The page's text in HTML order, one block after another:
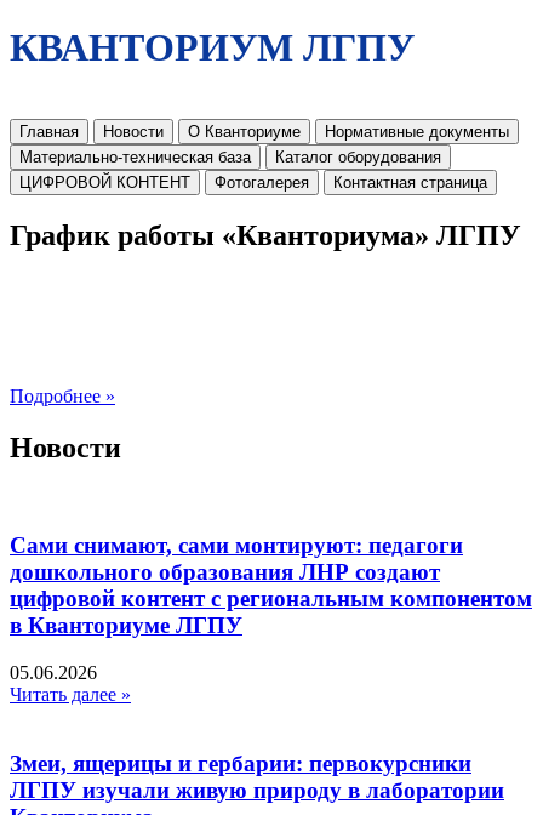
КВАНТОРИУМ ЛГПУ
Главная Новости О Кванториуме
Нормативные документы
Материально-техническая база
Каталог оборудования
ЦИФРОВОЙ КОНТЕНТ
Фотогалерея Контактная страница
График работы «Кванториума» ЛГПУ
Подробнее »
Новости
Сами снимают, сами монтируют: педагоги
дошкольного образования ЛНР создают
цифровой контент с региональным компонентом
в Кванториуме ЛГПУ​
05.06.2026
Читать далее »
Змеи, ящерицы и гербарии: первокурсники
ЛГПУ изучали живую природу в лаборатории